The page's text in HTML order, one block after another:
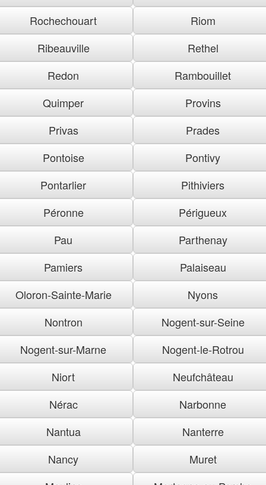
Rochechouart
Riom
Ribeauville
Rethel
Redon
Rambouillet
Quimper
Provins
Privas
Prades
Pontoise
Pontivy
Pontarlier
Pithiviers
Péronne
Périgueux
Pau
Parthenay
Pamiers
Palaiseau
Oloron-Sainte-Marie
Nyons
Nontron
Nogent-sur-Seine
Nogent-sur-Marne
Nogent-le-Rotrou
Niort
Neufchâteau
Nérac
Narbonne
Nantua
Nanterre
Nancy
Muret